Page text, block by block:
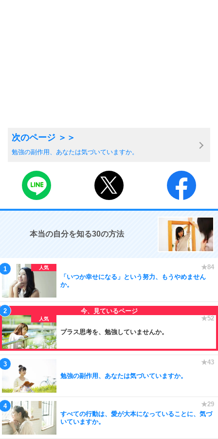
勉強の副作用、あなたは気づいていますか。
本当の自分を知る30の方法
「いつか幸せになる」という努力、もうやめません
か。
プラス思考を、勉強していませんか。
勉強の副作用、あなたは気づいていますか。
すべての行動は、愛が大本になっていることに、気づ
いていますか。